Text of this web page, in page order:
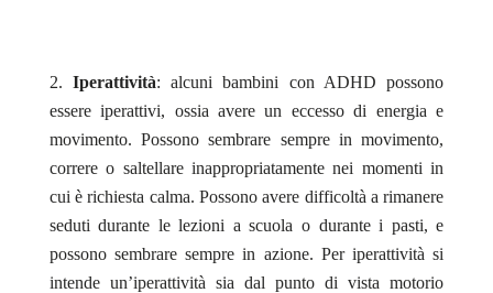
Iperattività: alcuni bambini con ADHD possono
essere iperattivi, ossia avere un eccesso di energia e
movimento. Possono sembrare sempre in movimento,
correre o saltellare inappropriatamente nei momenti in
cui è richiesta calma. Possono avere difficoltà a rimanere
seduti durante le lezioni a scuola o durante i pasti, e
possono sembrare sempre in azione. Per iperattività si
intende un’iperattività sia dal punto di vista motorio